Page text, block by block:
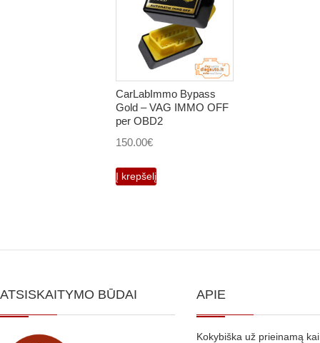
CarLabImmo Bypass
Gold – VAG IMMO OFF
per OBD2
150.00€
Į krepšelį
ATSISKAITYMO BŪDAI APIE
Kokybiška už prieinamą